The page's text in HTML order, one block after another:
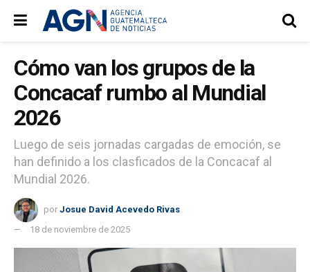
Cómo van los grupos de la
Concacaf rumbo al Mundial
2026
Luego de seis jornadas cargadas de emoción, se
han definido a los clasficados de la Concacaf al
Mundial 2026.
por Josue David Acevedo Rivas
18 de noviembre de 2025